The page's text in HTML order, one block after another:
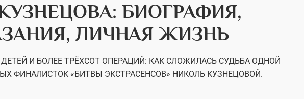
БИОГРАФИЯ,
ЛИЧНАЯ ЖИЗНЬ
И БОЛЕЕ ТРЁХСОТ ОПЕРАЦИЙ: КАК СЛОЖИЛАСЬ СУДЬБА ОДНОЙ
ФИНАЛИСТОК «БИТВЫ ЭКСТРАСЕНСОВ» НИКОЛЬ КУЗНЕЦОВОЙ.